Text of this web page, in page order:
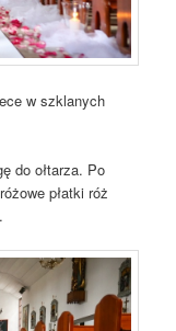
w szklanych
do ołtarza. Po
płatki róż